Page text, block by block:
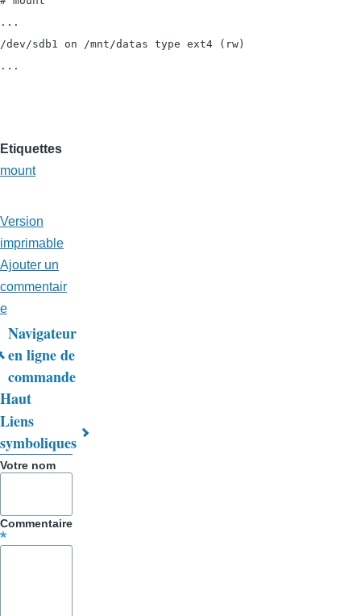
...
/dev/sdb1 on /mnt/datas type ext4 (rw)
...
Etiquettes
mount
Version
imprimable
Ajouter un
commentair
e
Liens
transversaux
de
livre
pour
&
Navigateur
en ligne de
commande
Haut
Liens
symboliques
Votre nom
Commentaire